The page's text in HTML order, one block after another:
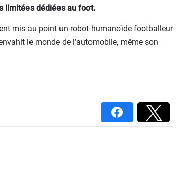
limitées dédiées au foot.
mis au point un robot humanoïde footballeur
le monde de l’automobile, même son